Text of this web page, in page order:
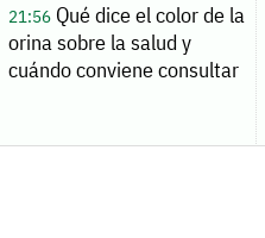
21:56Qué dice el color de la
orina sobre la salud y
cuándo conviene consultar